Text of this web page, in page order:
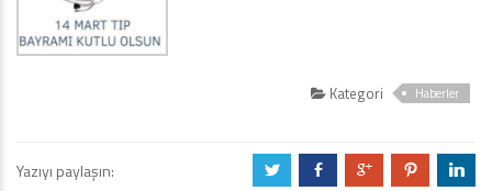
Kategori Haberler
Yazıyı paylaşın: a b c d j